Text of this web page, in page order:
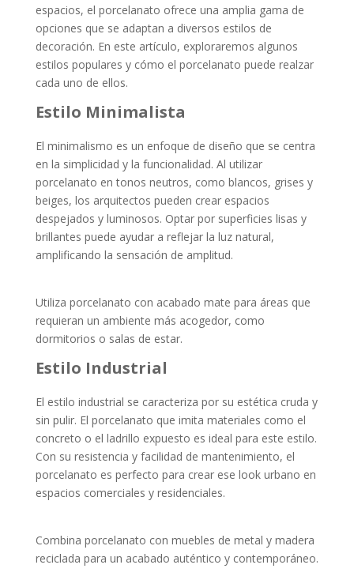
espacios, el porcelanato ofrece una amplia gama de
opciones que se adaptan a diversos estilos de
decoración. En este artículo, exploraremos algunos
estilos populares y cómo el porcelanato puede realzar
cada uno de ellos.
Estilo Minimalista
El minimalismo es un enfoque de diseño que se centra
en la simplicidad y la funcionalidad. Al utilizar
porcelanato en tonos neutros, como blancos, grises y
beiges, los arquitectos pueden crear espacios
despejados y luminosos. Optar por superficies lisas y
brillantes puede ayudar a reflejar la luz natural,
amplificando la sensación de amplitud.
Utiliza porcelanato con acabado mate para áreas que
requieran un ambiente más acogedor, como
dormitorios o salas de estar.
Estilo Industrial
El estilo industrial se caracteriza por su estética cruda y
sin pulir. El porcelanato que imita materiales como el
concreto o el ladrillo expuesto es ideal para este estilo.
Con su resistencia y facilidad de mantenimiento, el
porcelanato es perfecto para crear ese look urbano en
espacios comerciales y residenciales.
Combina porcelanato con muebles de metal y madera
reciclada para un acabado auténtico y contemporáneo.